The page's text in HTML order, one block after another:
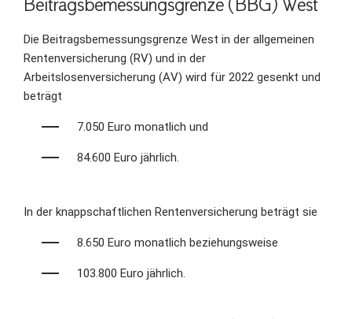
Beitragsbemessungsgrenze (BBG) West
Die Beitragsbemessungsgrenze West in der allgemeinen
Rentenversicherung (RV) und in der
Arbeitslosenversicherung (AV) wird für 2022 gesenkt und
beträgt
7.050 Euro monatlich und
84.600 Euro jährlich.
In der knappschaftlichen Rentenversicherung beträgt sie
8.650 Euro monatlich beziehungsweise
103.800 Euro jährlich.